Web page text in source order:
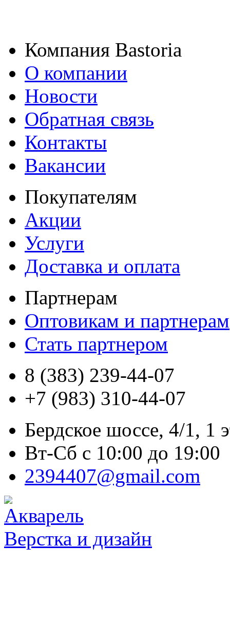
Компания Bastoria
О компании
Новости
Обратная связь
Контакты
Вакансии
Покупателям
Акции
Услуги
Доставка и оплата
Партнерам
Оптовикам и партнерам
Стать партнером
8 (383) 239-44-07
+7 (983) 310-44-07
Бердское шоссе, 4/1, 1
Вт-Сб с 10:00 до 19:00
2394407@gmail.com
Верстка и дизайн